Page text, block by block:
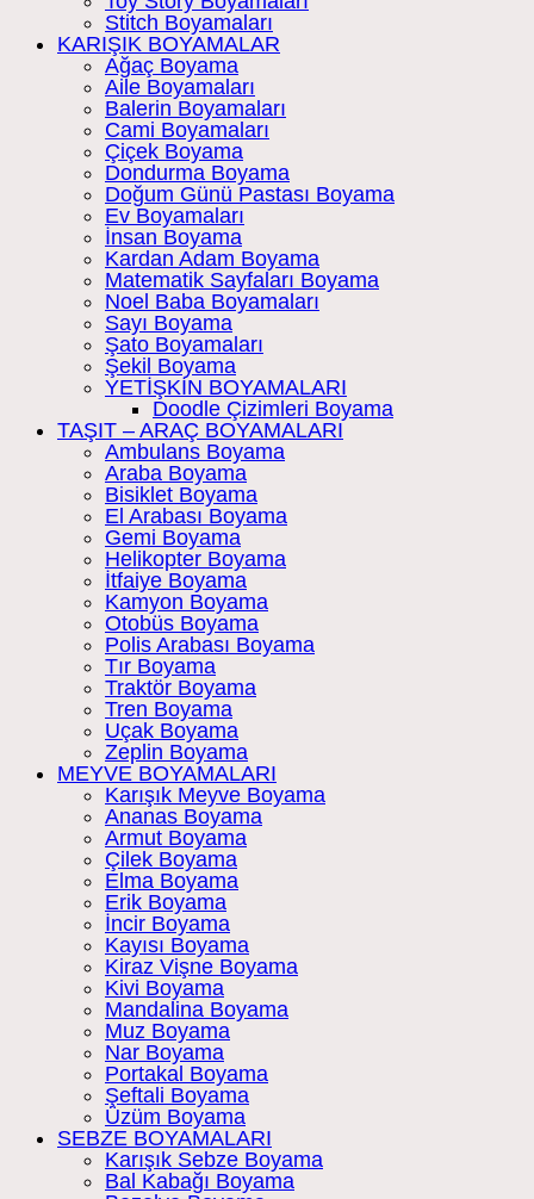
Stitch Boyamaları
KARIŞIK BOYAMALAR
Ağaç Boyama
Aile Boyamaları
Balerin Boyamaları
Cami Boyamaları
Çiçek Boyama
Dondurma Boyama
Doğum Günü Pastası Boyama
Ev Boyamaları
İnsan Boyama
Kardan Adam Boyama
Matematik Sayfaları Boyama
Noel Baba Boyamaları
Sayı Boyama
Şato Boyamaları
Şekil Boyama
YETİŞKİN BOYAMALARI
Doodle Çizimleri Boyama
TAŞIT – ARAÇ BOYAMALARI
Ambulans Boyama
Araba Boyama
Bisiklet Boyama
El Arabası Boyama
Gemi Boyama
Helikopter Boyama
İtfaiye Boyama
Kamyon Boyama
Otobüs Boyama
Polis Arabası Boyama
Tır Boyama
Traktör Boyama
Tren Boyama
Uçak Boyama
Zeplin Boyama
MEYVE BOYAMALARI
Karışık Meyve Boyama
Ananas Boyama
Armut Boyama
Çilek Boyama
Elma Boyama
Erik Boyama
İncir Boyama
Kayısı Boyama
Kiraz Vişne Boyama
Kivi Boyama
Mandalina Boyama
Muz Boyama
Nar Boyama
Portakal Boyama
Şeftali Boyama
Üzüm Boyama
SEBZE BOYAMALARI
Karışık Sebze Boyama
Bal Kabağı Boyama